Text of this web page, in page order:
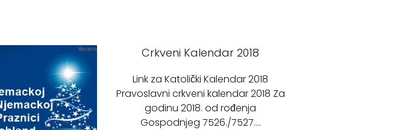
Crkveni Kalendar 2018
Link za Katolički Kalendar 2018
Pravoslavni crkveni kalendar 2018 Za
godinu 2018. od rođenja
Gospodnjeg 7526./7527.…